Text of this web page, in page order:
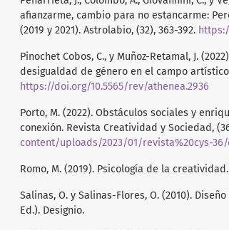
afianzarme, cambio para no estancarme:
(2019 y 2021). Astrolabio, (32), 363-392.
Pinochet Cobos, C., y Muñoz-Retamal, J.
desigualdad de género en el campo
https://doi.org/10.5565/rev/athenea.2936
Porto, M. (2022). Obstáculos sociales y
conexión. Revista Creatividad y Sociedad,
content/uploads/2023/01/revista%20cys-
Romo, M. (2019). Psicología de la
Salinas, O. y Salinas-Flores, O. (2010).
Ed.). Designio.